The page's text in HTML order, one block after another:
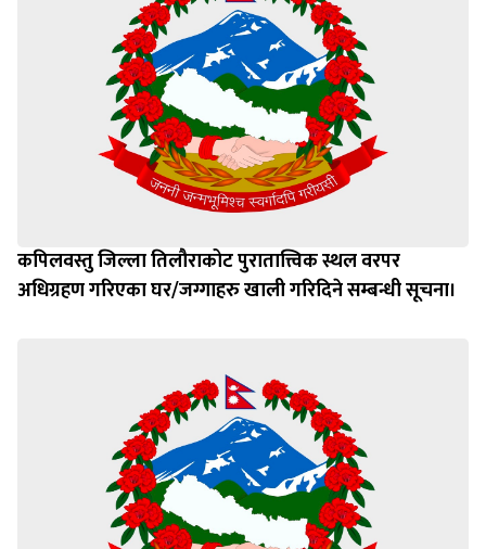
कपिलवस्तु जिल्ला तिलौराकोट पुरातात्त्विक स्थल वरपर
अधिग्रहण गरिएका घर/जग्गाहरु खाली गरिदिने सम्बन्धी सूचना।